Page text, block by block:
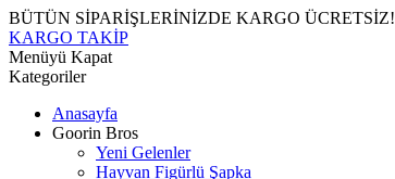
BÜTÜN SİPARİŞLERİNİZDE KARGO ÜCRETSİZ!
KARGO TAKİP
Menüyü Kapat
Kategoriler
Anasayfa
Goorin Bros
Yeni Gelenler
Hayvan Figürlü Şapka